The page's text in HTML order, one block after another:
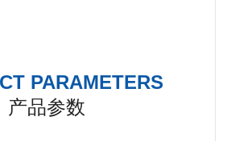
PARAMETERS
产品参数